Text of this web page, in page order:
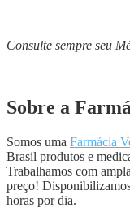
Consulte sempre seu
Sobre a
Somos uma Farmácia
Brasil produtos e
Trabalhamos com
preço!
horas por dia.